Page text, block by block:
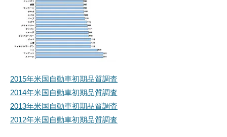
2015年米国自動車初期品質調査
2014年米国自動車初期品質調査
2013年米国自動車初期品質調査
2012年米国自動車初期品質調査